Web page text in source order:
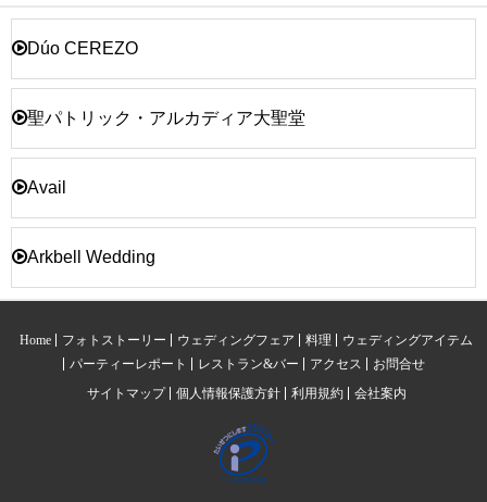
Dúo CEREZO
聖パトリック・アルカディア大聖堂
Avail
Arkbell Wedding
Home フォトストーリー ウェディングフェア 料理
ウェディングアイテム
パーティーレポート
レストラン&バー アクセス
お問合せ
サイトマップ
個人情報保護方針 利用規約 会社案内